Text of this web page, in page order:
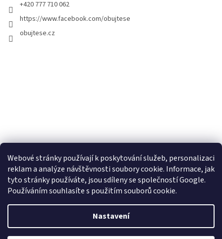
Webové stránky používají k poskytování služeb, personalizaci
reklam a analýze návštěvnosti soubory cookie. Informace, jak
tyto stránky používáte, jsou sdíleny se společností Google.
Používáním souhlasíte s použitím souborů cookie.
Nastavení
+420 777 710 062
https://www.facebook.com/obujtese
obujtese.cz